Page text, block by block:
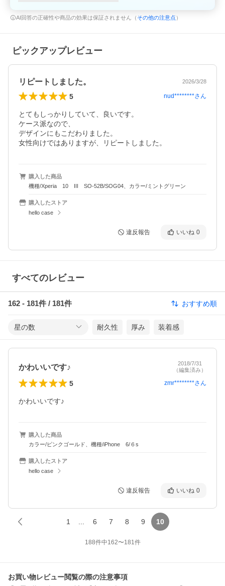
AI回答の正確性や商品の効果は保証されません（ その他の注意点 ）
ピックアップレビュー
リピートしました。 2026/3/28
5 nud********さん
とてもしっかりしていて、良いです。
ケース派なので、
デザインにもこだわりました。
女性向けではありますが、リピートしました。
購入した商品
機種/Xperia 10 III SO-52B/SOG04、カラー/ミントグリーン
購入したストア
hello case
違反報告 いいね 0
すべてのレビュー
162 - 181件 / 181件 おすすめ順
星の数 耐久性 厚み 装着感
かわいいです♪
2018/7/31
（編集済み）
5 zmr********さん
かわいいです♪
購入した商品
カラー/ピンクゴールド、機種/iPhone 6/６s
購入したストア
hello case
違反報告 いいね 0
1 6 7 8 9 10
188件中162〜181件
お買い物レビュー閲覧の際の注意事項